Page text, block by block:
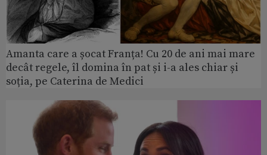
Amanta care a șocat Franța! Cu 20 de ani mai mare
decât regele, îl domina în pat și i-a ales chiar și
soția, pe Caterina de Medici